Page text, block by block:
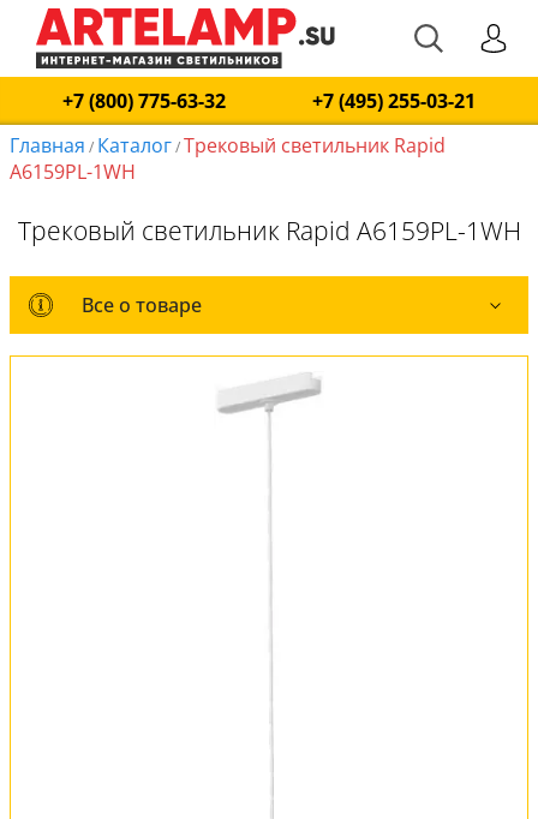
+7 (800) 775-63-32
+7 (495) 255-03-21
Главная / Каталог/Трековый светильник Rapid
A6159PL-1WH
Трековый светильник Rapid A6159PL-1WH
Все о товаре
Все о товаре
Оплата и доставка